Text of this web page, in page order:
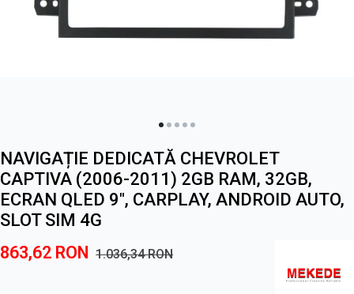
NAVIGAȚIE DEDICATĂ CHEVROLET
CAPTIVA (2006-2011) 2GB RAM, 32GB,
ECRAN QLED 9", CARPLAY, ANDROID AUTO,
SLOT SIM 4G
863,62 RON 1.036,34RON